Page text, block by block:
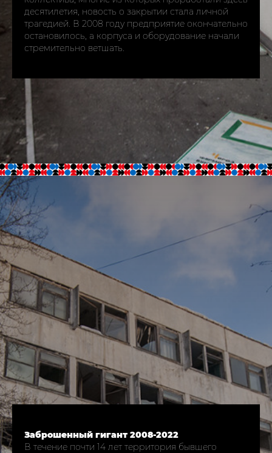
десятилетия, новость о закрытии стала личной
трагедией. В 2008 году предприятие окончательно
остановилось, а корпуса и оборудование начали
стремительно ветшать.
Заброшенный гигант 2008-2022
В течение почти 14 лет территория бывшего